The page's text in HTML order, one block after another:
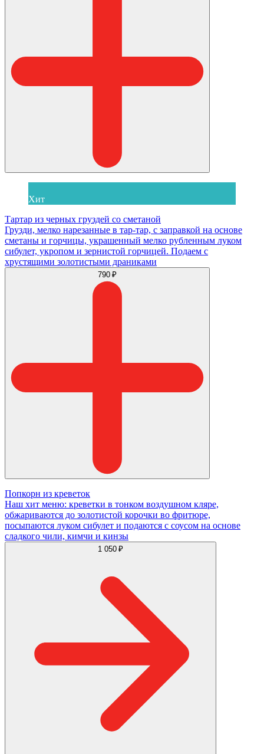
Хит
Тартар из черных груздей со сметаной
Грузди, мелко нарезанные в тар-тар, с заправкой на основе
сметаны и горчицы, украшенный мелко рубленным луком
сибулет, укропом и зернистой горчицей. Подаем с
хрустящими золотистыми драниками
790 ₽
Попкорн из креветок
Наш хит меню: креветки в тонком воздушном кляре,
обжариваются до золотистой корочки во фритюре,
посыпаются луком сибулет и подаются с соусом на основе
сладкого чили, кимчи и кинзы
1 050 ₽